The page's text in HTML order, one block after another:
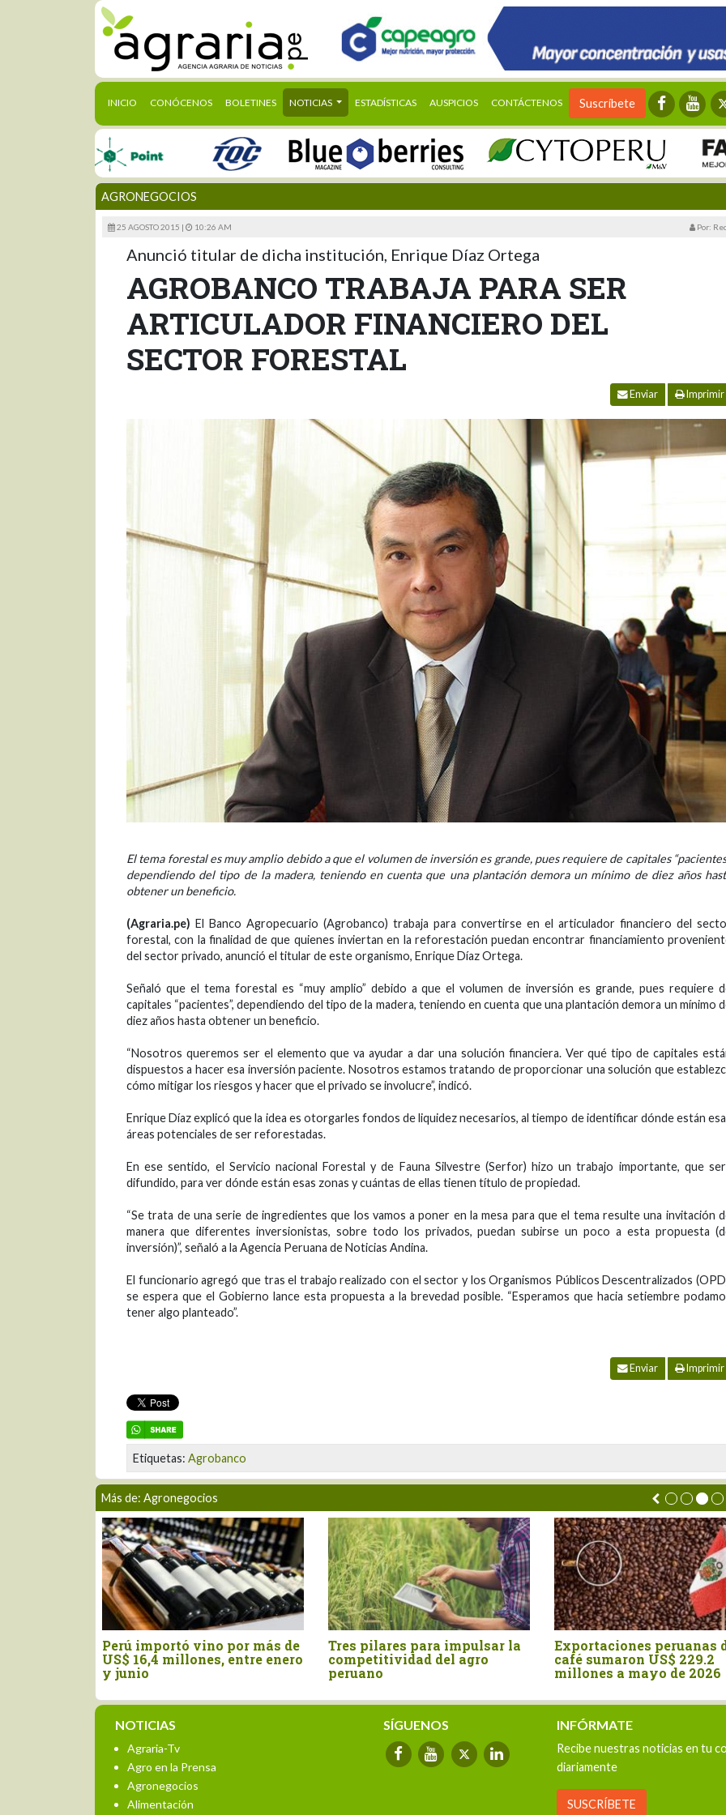
INICIO (CURRENT)
CONÓCENOS BOLETINES NOTICIAS ESTADÍSTICAS AUSPICIOS CONTÁCTENOS Suscríbete
AGRONEGOCIOS
25 AGOSTO 2015 | 10:26 AM Por:
Anunció titular de dicha institución, Enrique Díaz Ortega
AGROBANCO TRABAJA PARA SER
ARTICULADOR FINANCIERO DEL
SECTOR FORESTAL
Enviar Imprimir
El tema forestal es muy amplio debido a que el volumen de inversión es grande, pues requiere de capitales
dependiendo del tipo de la madera, teniendo en cuenta que una plantación demora un mínimo de diez años
obtener un beneficio.
(Agraria.pe) El Banco Agropecuario (Agrobanco) trabaja para convertirse en el articulador financiero del
forestal, con la finalidad de que quienes inviertan en la reforestación puedan encontrar financiamiento
del sector privado, anunció el titular de este organismo, Enrique Díaz Ortega.
Señaló que el tema forestal es “muy amplio” debido a que el volumen de inversión es grande, pues requiere
capitales “pacientes”, dependiendo del tipo de la madera, teniendo en cuenta que una plantación demora un mínimo
diez años hasta obtener un beneficio.
“Nosotros queremos ser el elemento que va ayudar a dar una solución financiera. Ver qué tipo de capitales
dispuestos a hacer esa inversión paciente. Nosotros estamos tratando de proporcionar una solución que
cómo mitigar los riesgos y hacer que el privado se involucre”, indicó.
Enrique Díaz explicó que la idea es otorgarles fondos de liquidez necesarios, al tiempo de identificar dónde están
áreas potenciales de ser reforestadas.
En ese sentido, el Servicio nacional Forestal y de Fauna Silvestre (Serfor) hizo un trabajo importante, que
difundido, para ver dónde están esas zonas y cuántas de ellas tienen título de propiedad.
“Se trata de una serie de ingredientes que los vamos a poner en la mesa para que el tema resulte una invitación
manera que diferentes inversionistas, sobre todo los privados, puedan subirse un poco a esta propuesta
inversión)”, señaló a la Agencia Peruana de Noticias Andina.
El funcionario agregó que tras el trabajo realizado con el sector y los Organismos Públicos Descentralizados
se espera que el Gobierno lance esta propuesta a la brevedad posible. “Esperamos que hacia setiembre
tener algo planteado”.
Enviar Imprimir
Etiquetas: Agrobanco
Más de: Agronegocios
Perú importó vino por más de
US$ 16,4 millones, entre enero
y junio
Tres pilares para impulsar la
competitividad del agro
peruano
Exportaciones peruanas
café sumaron US$ 229.2
millones a mayo de 2026
NOTICIAS
Agraria-Tv
Agro en la Prensa
Agronegocios
Alimentación
SÍGUENOS INFÓRMATE
Recibe nuestras noticias en tu
diariamente
SUSCRÍBETE